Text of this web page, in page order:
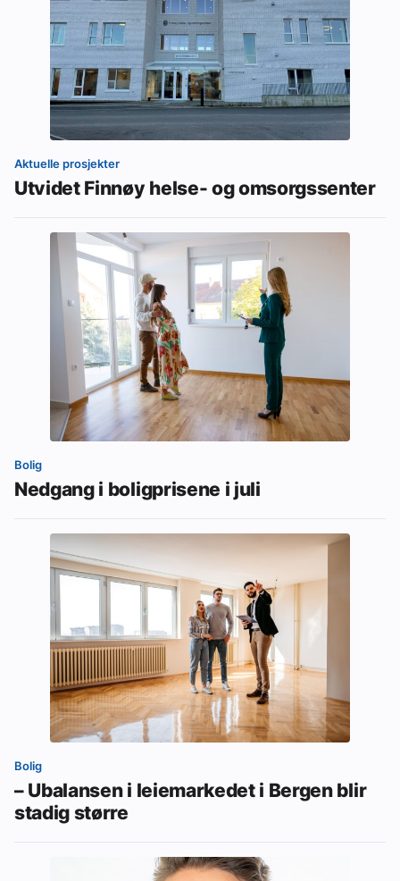
Aktuelle prosjekter
Utvidet Finnøy helse- og omsorgssenter
Bolig
Nedgang i boligprisene i juli
Bolig
– Ubalansen i leiemarkedet i Bergen blir
stadig større